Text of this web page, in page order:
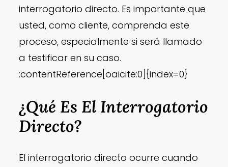
interrogatorio directo. Es importante que
usted, como cliente, comprenda este
proceso, especialmente si será llamado
a testificar en su caso.
:contentReference[oaicite:0]{index=0}
¿Qué Es El Interrogatorio
Directo?
El interrogatorio directo ocurre cuando